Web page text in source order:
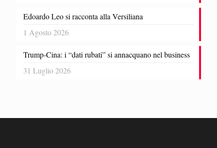
Edoardo Leo si racconta alla Versiliana
1 Agosto 2026
Trump-Cina: i “dati rubati” si annacquano nel business
31 Luglio 2026